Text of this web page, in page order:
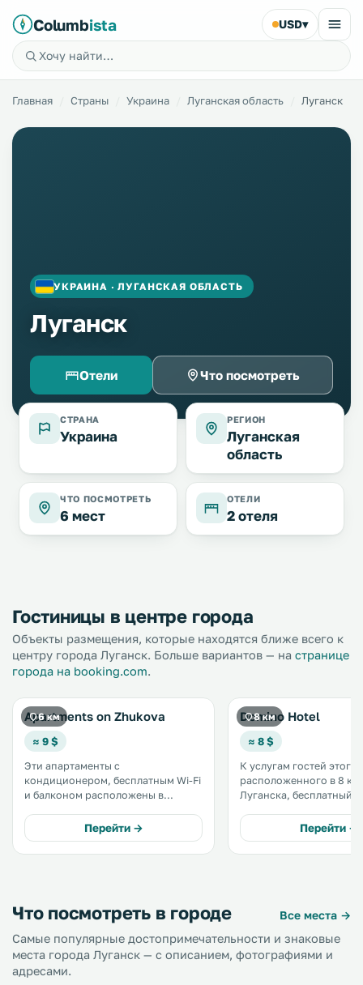
Columbista USD▾
Главная Страны Украина Луганская область Луганск
УКРАИНА · ЛУГАНСКАЯ ОБЛАСТЬ
Луганск
Отели Что посмотреть
СТРАНА
Украина
РЕГИОН
Луганская
область
ЧТО ПОСМОТРЕТЬ
6 мест
ОТЕЛИ
2 отеля
Гостиницы в центре города
Объекты размещения, которые находятся ближе всего к
центру города Луганск. Больше вариантов — на странице
города на booking.com.
6 км
Apartments on Zhukova
≈ 9 $
Эти апартаменты с
кондиционером, бесплатным Wi-Fi
и балконом расположены в
собственная ванная комната и
кухня с микроволновой печью.
Апартаменты также оснащены
Перейти →
8 км
Domino Hotel
≈ 8 $
К услугам гостей этого
расположенного в 8 км
Луганска, бесплатный
кондиционером. В отеле можно
поиграть в бильярд и
теннис. .
Перейти →
Что посмотреть в городе
Все места →
Самые популярные достопримечательности и знаковые
места города Луганск — с описанием, фотографиями и
адресами.